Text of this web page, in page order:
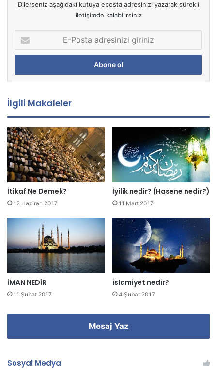
Dilerseniz aşağıdaki kutuya eposta adresinizi yazarak sürekli
iletişimde kalabilirsiniz
P
s
a
d
r
e
s
i
n
i
z
g
i
i
n
İlgili Makaleler
İtikaf Ne Demek?
12 Haziran 2017
İyilik nedir? (Hasene nedir?)
11 Mart 2017
İMAN NEDİR
11 Şubat 2017
islamiyet nedir?
4 Şubat 2017
Mesaj Yaz
Sosyal Medya